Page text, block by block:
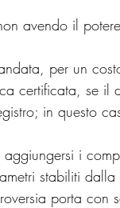
avendo il
per un
certificata, se
in questo
i
stabiliti
porta con